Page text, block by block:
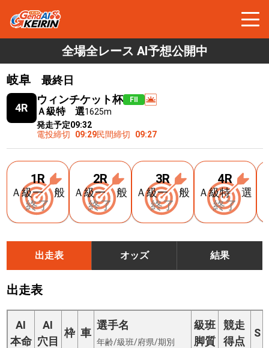
全場全レース AI予想公開中
岐阜
最終日
4R
ウィンチケット杯 FⅡ
Ａ級特 選1625m
発走予定09:32
電投締切
09:29民間締切 09:27
1R
Ａ級一 般
終了
2R
Ａ級一 般
終了
3R
Ａ級一 般
終了
4R
Ａ級特 選
終了
出走表 オッズ 結果
出走表
AI
本命
AI
穴目
枠 車
選手名
年齢/級班/府県/期別
級班
脚質
競走
得点
S